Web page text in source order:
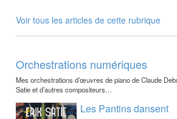
Voir tous les articles de cette rubrique
Orchestrations numériques
Mes orchestrations d’œuvres de piano de Claude
Satie et d’autres compositeurs…
Les Pantins dansent